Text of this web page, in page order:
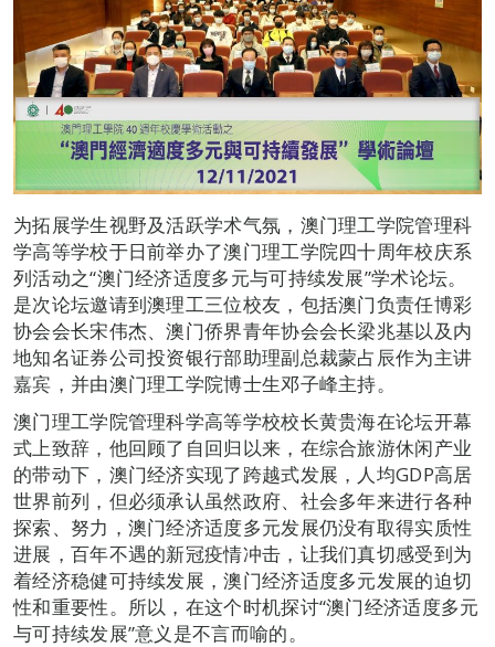
为拓展学生视野及活跃学术气氛，澳门理工学院管理科
学高等学校于日前举办了澳门理工学院四十周年校庆系
列活动之“澳门经济适度多元与可持续发展”学术论坛。
是次论坛邀请到澳理工三位校友，包括澳门负责任博彩
协会会长宋伟杰、澳门侨界青年协会会长梁兆基以及内
地知名证券公司投资银行部助理副总裁蒙占辰作为主讲
嘉宾，并由澳门理工学院博士生邓子峰主持。
澳门理工学院管理科学高等学校校长黄贵海在论坛开幕
式上致辞，他回顾了自回归以来，在综合旅游休闲产业
的带动下，澳门经济实现了跨越式发展，人均GDP高居
世界前列，但必须承认虽然政府、社会多年来进行各种
探索、努力，澳门经济适度多元发展仍没有取得实质性
进展，百年不遇的新冠疫情冲击，让我们真切感受到为
着经济稳健可持续发展，澳门经济适度多元发展的迫切
性和重要性。所以，在这个时机探讨“澳门经济适度多元
与可持续发展”意义是不言而喻的。